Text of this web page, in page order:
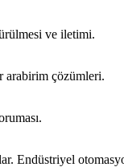
ve iletimi.
arabirim çözümleri.
Endüstriyel